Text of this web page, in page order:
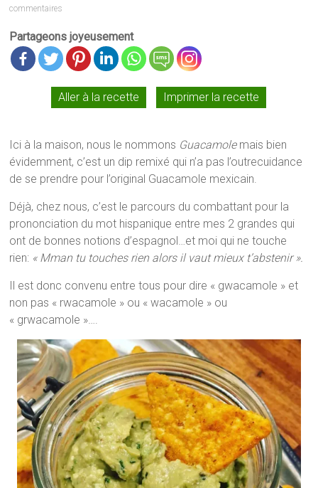
commentaires
Partageons joyeusement
Aller à la recette Imprimer la recette
Ici à la maison, nous le nommons Guacamole mais bien
évidemment, c’est un dip remixé qui n’a pas l’outrecuidance
de se prendre pour l’original Guacamole mexicain.
Déjà, chez nous, c’est le parcours du combattant pour la
prononciation du mot hispanique entre mes 2 grandes qui
ont de bonnes notions d’espagnol…et moi qui ne touche
rien: « Mman tu touches rien alors il vaut mieux t’abstenir ».
Il est donc convenu entre tous pour dire « gwacamole » et
non pas « rwacamole » ou « wacamole » ou
« grwacamole »….